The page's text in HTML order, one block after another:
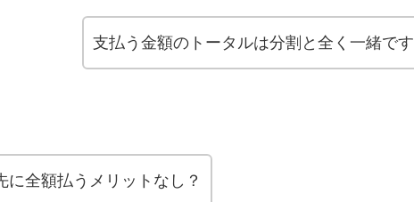
支払う金額のトータルは分割と全く一緒です
に全額払うメリットなし？